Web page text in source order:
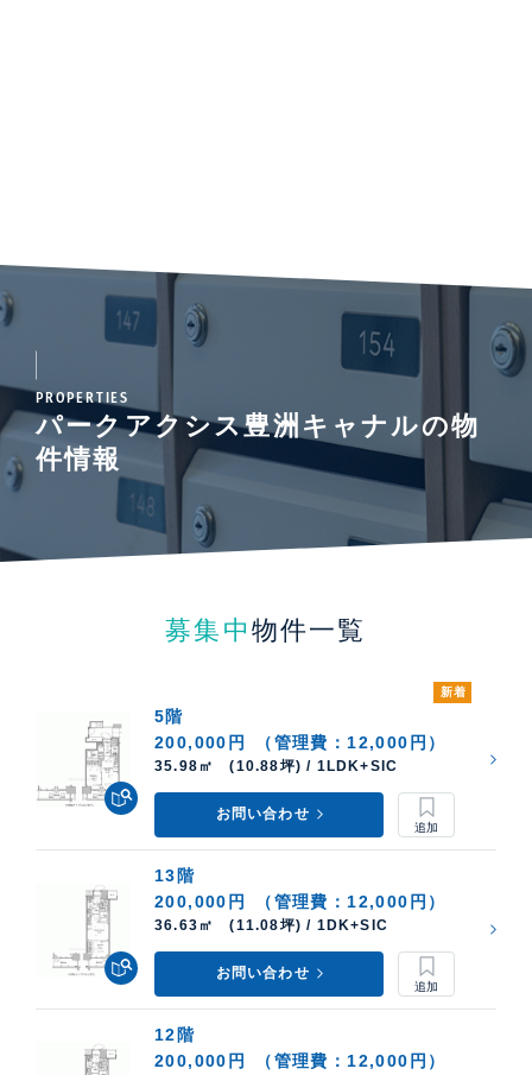
PROPERTIES
パークアクシス豊洲キャナルの物
件情報
募集中 物件一覧
新着
5階
200,000円
（管理費：12,000円）
35.98㎡ (10.88坪) / 1LDK+SIC
お問い合わせ
13階
200,000円
（管理費：12,000円）
36.63㎡ (11.08坪) / 1DK+SIC
お問い合わせ
12階
200,000円
（管理費：12,000円）